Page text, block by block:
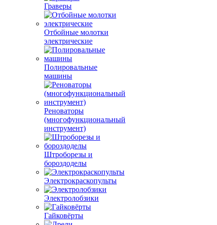
Граверы
Отбойные молотки
электрические
Полировальные
машины
Реноваторы
(многофункциональный
инструмент)
Штроборезы и
бороздоделы
Электрокраскопульты
Электролобзики
Гайковёрты